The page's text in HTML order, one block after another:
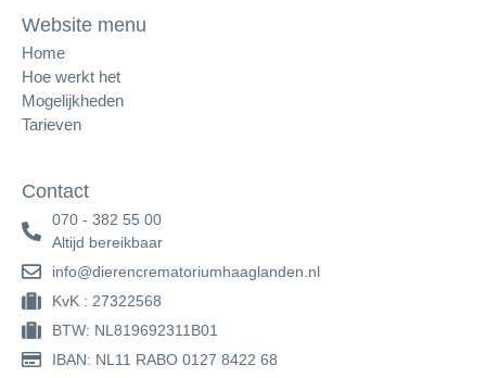
Website menu
Home
Hoe werkt het
Mogelijkheden
Tarieven
Contact
070 - 382 55 00
Altijd bereikbaar
info@dierencrematoriumhaaglanden.nl
KvK : 27322568
BTW: NL819692311B01
IBAN: NL11 RABO 0127 8422 68